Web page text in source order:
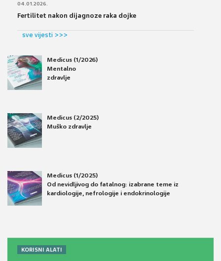
04.01.2026.
Fertilitet nakon dijagnoze raka dojke
sve vijesti >>>
Medicus (1/2026)
Mentalno
zdravlje
Medicus (2/2025)
Muško zdravlje
Medicus (1/2025)
Od nevidljivog do fatalnog: izabrane teme iz
kardiologije, nefrologije i endokrinologije
KORISNI ALATI